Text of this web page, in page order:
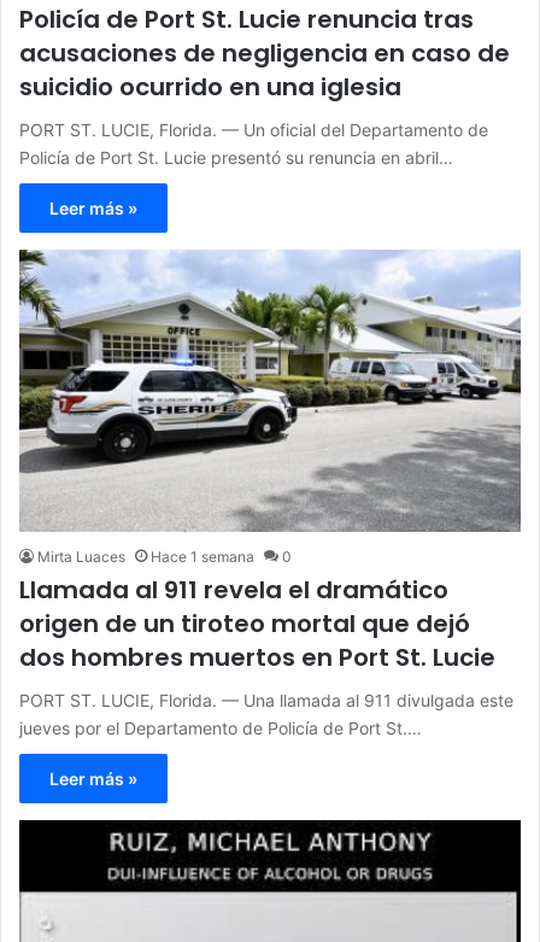
Policía de Port St. Lucie renuncia tras
acusaciones de negligencia en caso de
suicidio ocurrido en una iglesia
PORT ST. LUCIE, Florida. — Un oficial del Departamento de
Policía de Port St. Lucie presentó su renuncia en abril…
Leer más »
Mirta Luaces Hace 1 semana 0
Llamada al 911 revela el dramático
origen de un tiroteo mortal que dejó
dos hombres muertos en Port St. Lucie
PORT ST. LUCIE, Florida. — Una llamada al 911 divulgada este
jueves por el Departamento de Policía de Port St.…
Leer más »